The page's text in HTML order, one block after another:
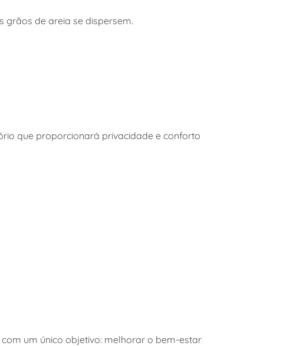
grãos de areia se dispersem.
que proporcionará privacidade e conforto
um único objetivo: melhorar o bem-estar